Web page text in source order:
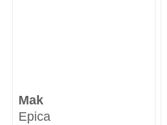
Mak
Epica